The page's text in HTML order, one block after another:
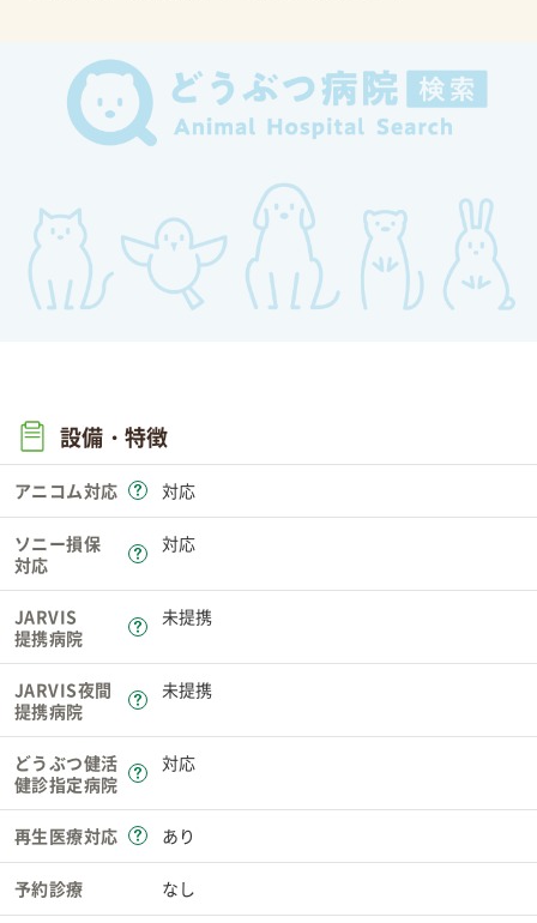
設備・特徴
アニコム対応 対応
ソニー損保
対応
対応
JARVIS
提携病院
未提携
JARVIS夜間
提携病院
未提携
どうぶつ健活
健診指定病院
対応
再生医療対応 あり
予約診療 なし